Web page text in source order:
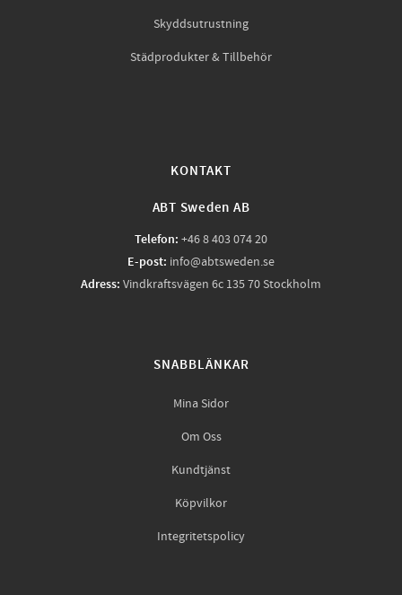
Skyddsutrustning
Städprodukter & Tillbehör
KONTAKT
ABT Sweden AB
Telefon: +46 8 403 074 20
E-post: info@abtsweden.se
Adress: Vindkraftsvägen 6c 135 70 Stockholm
SNABBLÄNKAR
Mina Sidor
Om Oss
Kundtjänst
Köpvilkor
Integritetspolicy